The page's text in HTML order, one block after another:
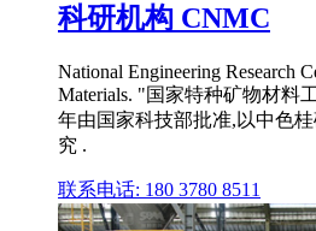
科研机构 CNMC
National Engineering Research
Materials. "国家特种矿物材料
年由国家科技部批准,以中色
究 .
联系电话: 180 3780 8511